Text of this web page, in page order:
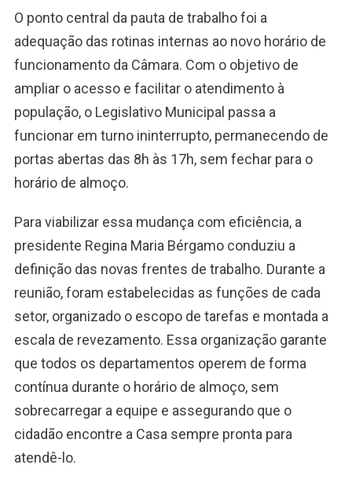
O ponto central da pauta de trabalho foi a
adequação das rotinas internas ao novo horário de
funcionamento da Câmara. Com o objetivo de
ampliar o acesso e facilitar o atendimento à
população, o Legislativo Municipal passa a
funcionar em turno ininterrupto, permanecendo de
portas abertas das 8h às 17h, sem fechar para o
horário de almoço.
Para viabilizar essa mudança com eficiência, a
presidente Regina Maria Bérgamo conduziu a
definição das novas frentes de trabalho. Durante a
reunião, foram estabelecidas as funções de cada
setor, organizado o escopo de tarefas e montada a
escala de revezamento. Essa organização garante
que todos os departamentos operem de forma
contínua durante o horário de almoço, sem
sobrecarregar a equipe e assegurando que o
cidadão encontre a Casa sempre pronta para
atendê-lo.